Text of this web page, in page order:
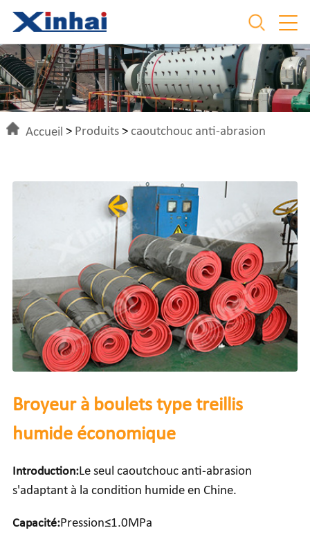
Accueil > Produits >caoutchouc anti-abrasion
Broyeur à boulets type treillis
humide économique
Introduction:Le seul caoutchouc anti-abrasion
s'adaptant à la condition humide en Chine.
Capacité:Pression≤1.0MPa